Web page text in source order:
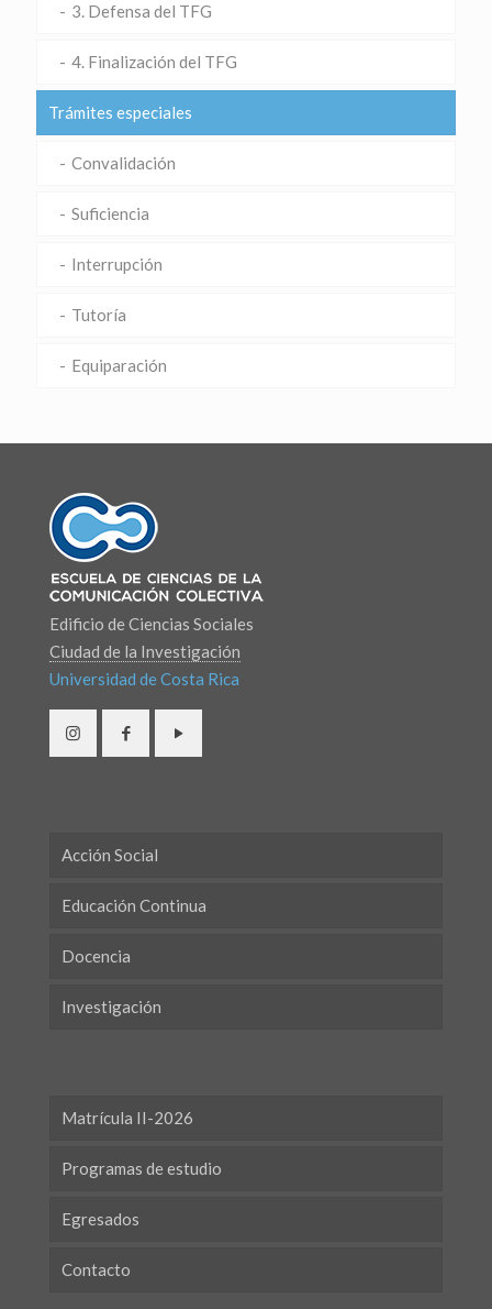
3. Defensa del TFG
4. Finalización del TFG
Trámites especiales
Convalidación
Suficiencia
Interrupción
Tutoría
Equiparación
Edificio de Ciencias Sociales
Ciudad de la Investigación
Universidad de Costa Rica
Acción Social
Educación Continua
Docencia
Investigación
Matrícula II-2026
Programas de estudio
Egresados
Contacto